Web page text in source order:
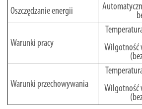
Oszczędzanie energii
Warunki pracy
Wilgotność
Warunki przechowywania
Wilgotność